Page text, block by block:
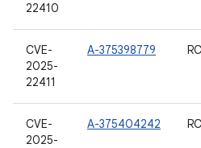
22410
CVE-
2025-
22411
A-375398779
CVE-
2025-
A-375404242